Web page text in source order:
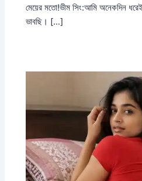
মেয়ের মতো!ভীম সিং:আমি অনেকদিন
ভাবছি। […]